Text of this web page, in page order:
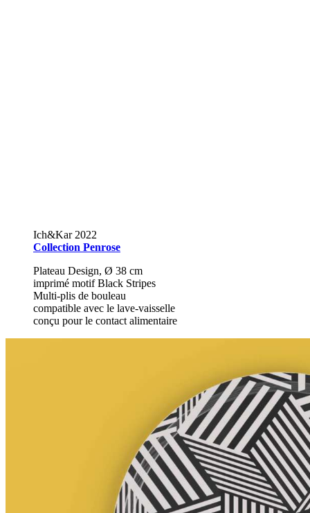
Ich&Kar 2022
Collection Penrose
Plateau Design, Ø 38 cm
imprimé motif Black Stripes
Multi-plis de bouleau
compatible avec le lave-vaisselle
conçu pour le contact alimentaire